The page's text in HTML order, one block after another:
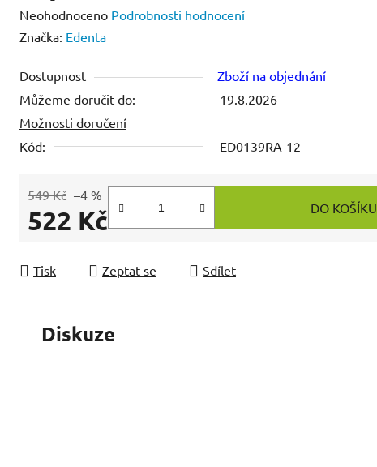
Průměrné
hodnocení
je
0,0
z
5
Neohodnoceno Podrobnosti hodnocení
Značka: Edenta
Dostupnost
Zboží na objednání
Můžeme doručit do:
19.8.2026
Možnosti doručení
Kód:
ED0139RA-12
549 Kč –4 %
522 Kč DO KOŠÍKU
Tisk Zeptat se Sdílet
Diskuze